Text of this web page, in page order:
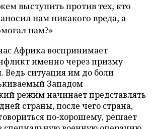
выступить против тех, кто
нам никакого вреда, а
нам?»
Африка воспринимает
именно через призму
Ведь ситуация им до боли
Западом
режим начинает представлять
страны, после чего страна,
по-хорошему, решает